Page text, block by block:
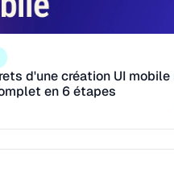
d'une création UI mobile
en 6 étapes